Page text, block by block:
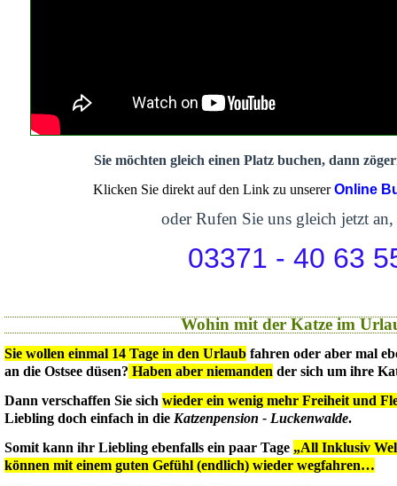
Sie möchten gleich einen Platz buchen, dann
Klicken Sie direkt auf den Link zu unsererOnline
oder Rufen Sie uns gleich jetzt an,
03371 - 40 63
Wohin mit der Katze im
Sie wollen einmal 14 Tage in den Urlaub fahren oder aber mal
an die Ostsee düsen? Haben aber niemanden der sich um ihre
Dann verschaffen Sie sich wieder ein wenig mehr Freiheit und
Liebling doch einfach in die Katzenpension - Luckenwalde.
Somit kann ihr Liebling ebenfalls ein paar Tage „All Inklusiv
können mit einem guten Gefühl (endlich) wieder wegfahren…